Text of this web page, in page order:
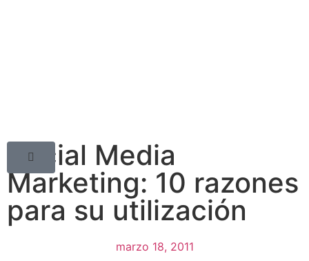
Social Media
Marketing: 10 razones
para su utilización
marzo 18, 2011